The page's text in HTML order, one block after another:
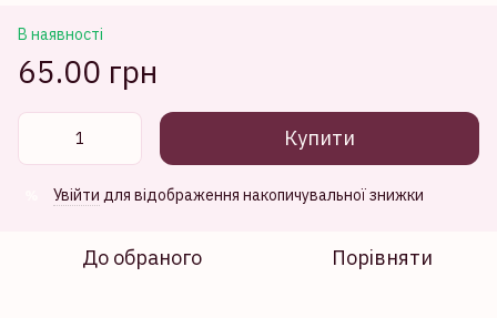
В наявності
65.00 грн
Купити
Увійти для відображення накопичувальної знижки
До обраного Порівняти